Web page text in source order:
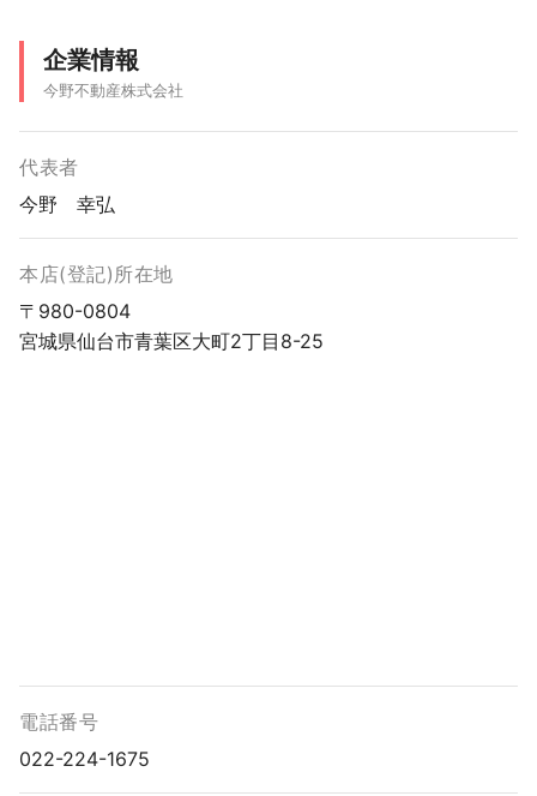
企業情報
今野不動産株式会社
代表者
今野 幸弘
本店(登記)所在地
〒980-0804
宮城県仙台市青葉区大町2丁目8-25
電話番号
022-224-1675